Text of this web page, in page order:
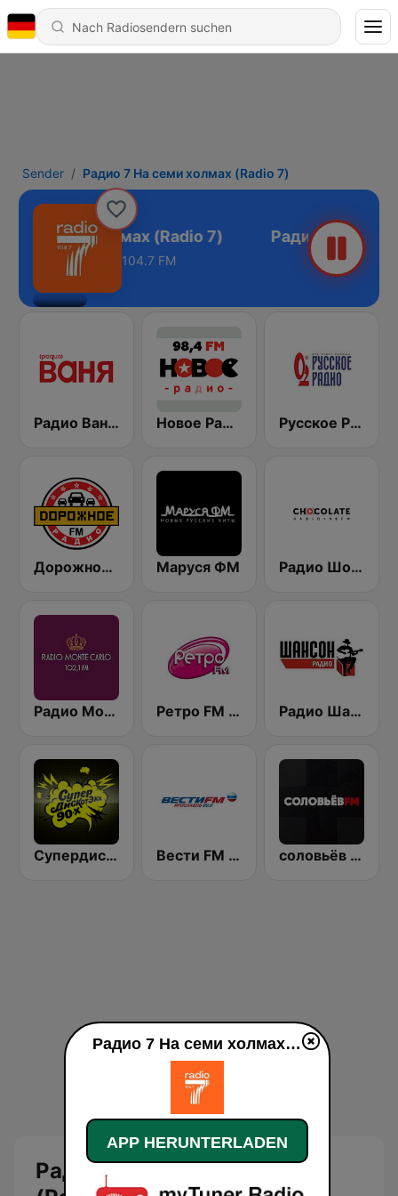
Sender Радио 7 На семи холмах (Radio 7)
На семи холмах (Radio 7)
104.7 FM
Радио Ваня (Radio Vanya) Новое Радио (New Radio, Novoe Radio) Русское Радио
Дорожное Радио (Dorojnoe Radio) Маруся ФМ Радио Шоколад (Chocolate)
Радио Монте Карло (Monte Carlo) 102.1 FM Ретро FM (Retro FM) Радио Шансон (Chanson)
Супердискотека 90х Радио Рекорд (Radio Record 90s Superdisco) Вести FM (Vesti FM) соловьёв FM (Solovyov FM)
Радио 7 На семи холмах
Радио 7 На семи холмах (Radio 7) live
APP HERUNTERLADEN